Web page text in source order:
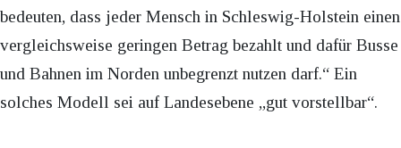
bedeuten, dass jeder Mensch in Schleswig-Holstein einen
vergleichsweise geringen Betrag bezahlt und dafür Busse
und Bahnen im Norden unbegrenzt nutzen darf.“ Ein
solches Modell sei auf Landesebene „gut vorstellbar“.